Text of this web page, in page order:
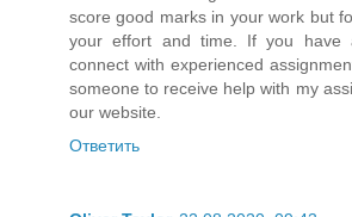
score good marks in your work but
your effort and time. If you have
connect with experienced
someone to receive help with my
our website.
Ответить